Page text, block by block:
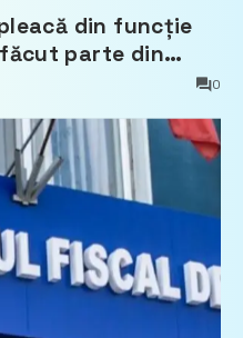
din funcție
parte din
0